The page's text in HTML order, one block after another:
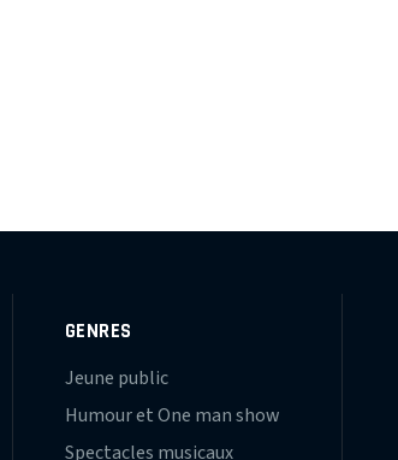
GENRES
Jeune public
Humour et One man show
Spectacles musicaux